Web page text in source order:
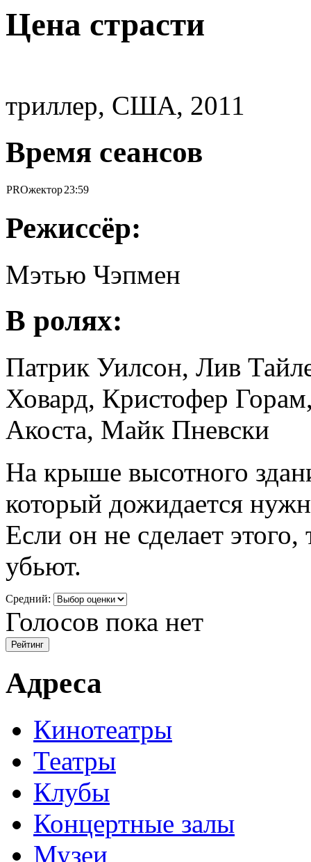
Цена страсти
триллер, США, 2011
Время сеансов
PROжектор23:59
Режиссёр:
Мэтью Чэпмен
В ролях:
Патрик Уилсон, Лив
Ховард, Кристофер
Акоста, Майк Пневски
На крыше высотного
который дожидается
Если он не сделает
убьют.
Средний:
Голосов пока нет
Адреса
Кинотеатры
Театры
Клубы
Концертные залы
Музеи